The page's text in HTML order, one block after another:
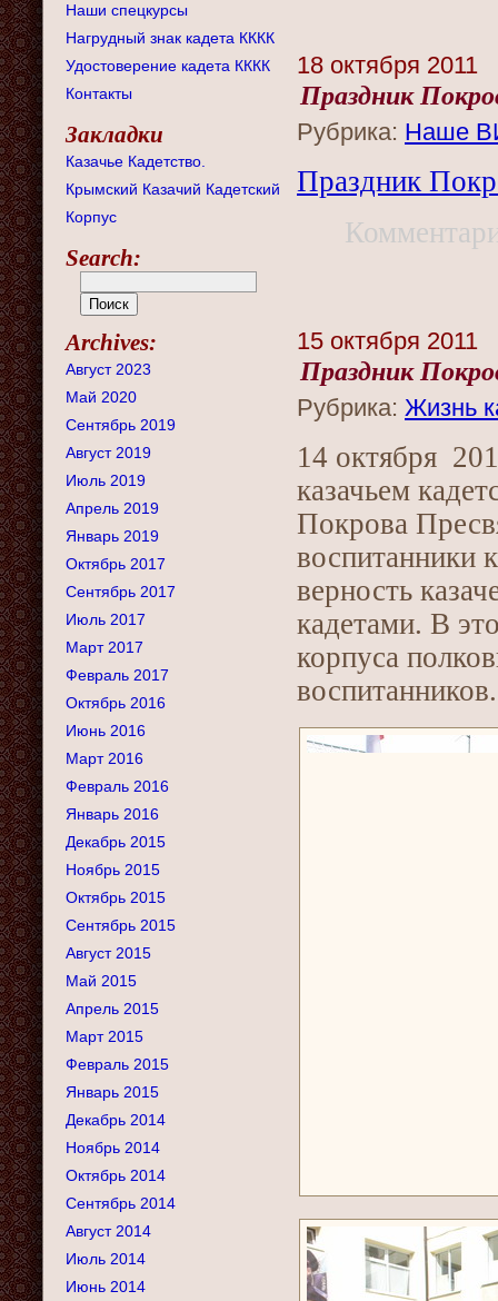
Наши спецкурсы
Нагрудный знак кадета КККК
Удостоверение кадета КККК
Контакты
Закладки
Казачье Кадетство.
Крымский Казачий Кадетский
Корпус
Search:
Archives:
Август 2023
Май 2020
Сентябрь 2019
Август 2019
Июль 2019
Апрель 2019
Январь 2019
Октябрь 2017
Сентябрь 2017
Июль 2017
Март 2017
Февраль 2017
Октябрь 2016
Июнь 2016
Март 2016
Февраль 2016
Январь 2016
Декабрь 2015
Ноябрь 2015
Октябрь 2015
Сентябрь 2015
Август 2015
Май 2015
Апрель 2015
Март 2015
Февраль 2015
Январь 2015
Декабрь 2014
Ноябрь 2014
Октябрь 2014
Сентябрь 2014
Август 2014
Июль 2014
Июнь 2014
18 октября 2011
Праздник
Рубрика: Наше
Праздник
15 октября 2011
Праздник
Рубрика: Жизнь
14 октября
казачьем
Покрова
воспитанники
верность
кадетами. В
корпуса
воспитанников.